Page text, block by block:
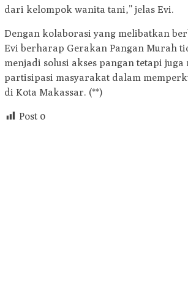
dari kelompok wanita tani,” jelas Evi.
Dengan kolaborasi yang melibatkan
Evi berharap Gerakan Pangan Murah
menjadi solusi akses pangan tetapi
partisipasi masyarakat dalam
di Kota Makassar. (**)
Post 0